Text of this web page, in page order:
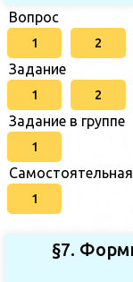
Вопрос
1 2
Задание
1 2
Задание в группе
1
1
§7.